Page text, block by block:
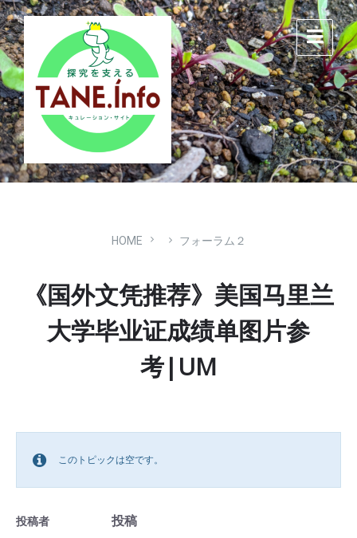
Skip
to
content
Skip
to
main
navigation
Skip
to
footer
HOME フォーラム２
《国外文凭推荐》美国马里兰
大学毕业证成绩单图片参
考|UM
このトピックは空です。
投稿者 投稿